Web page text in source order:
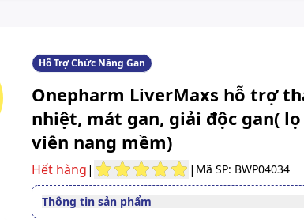
Hỗ Trợ Chức Năng Gan
Onepharm LiverMaxs hỗ trợ
nhiệt, mát gan, giải độc gan( lọ
viên nang mềm)
Hết hàng| | Mã SP: BWP04034
Thông tin sản phẩm